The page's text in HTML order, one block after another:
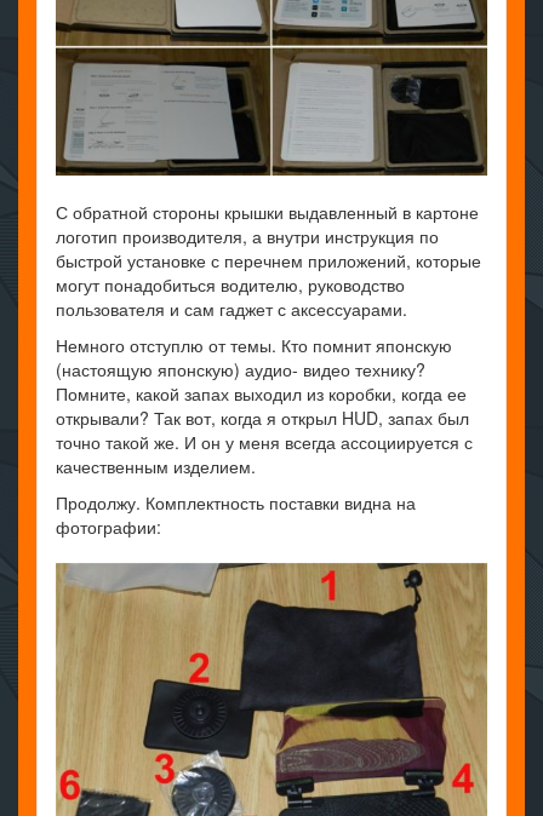
С обратной стороны крышки выдавленный в картоне
логотип производителя, а внутри инструкция по
быстрой установке с перечнем приложений, которые
могут понадобиться водителю, руководство
пользователя и сам гаджет с аксессуарами.
Немного отступлю от темы. Кто помнит японскую
(настоящую японскую) аудио- видео технику?
Помните, какой запах выходил из коробки, когда ее
открывали? Так вот, когда я открыл HUD, запах был
точно такой же. И он у меня всегда ассоциируется с
качественным изделием.
Продолжу. Комплектность поставки видна на
фотографии: